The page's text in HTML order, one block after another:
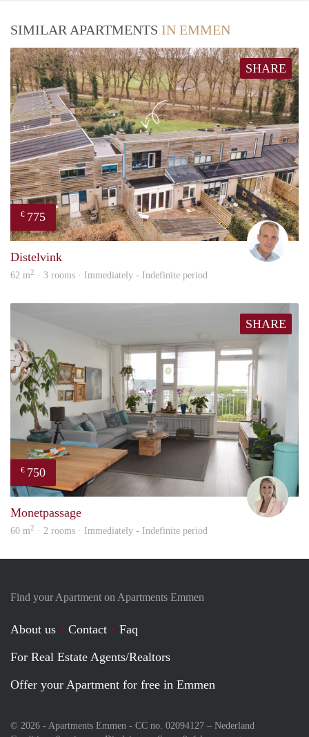
SIMILAR APARTMENTS IN EMMEN
SHARE
€ 775
Distelvink
62 m2 · 3 rooms · Immediately - Indefinite period
SHARE
€ 750
Monetpassage
60 m2 · 2 rooms · Immediately - Indefinite period
Find your Apartment on Apartments Emmen
About us Contact
Faq
For Real Estate Agents/Realtors
Offer your Apartment for free in Emmen
© 2026 - Apartments Emmen - CC no. 02094127 – Nederland